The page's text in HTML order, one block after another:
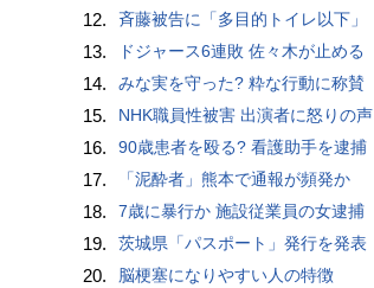
12. 斉藤被告に「多目的トイレ以下」
13. ドジャース6連敗 佐々木が止める
14. みな実を守った? 粋な行動に称賛
15. NHK職員性被害 出演者に怒りの声
16. 90歳患者を殴る? 看護助手を逮捕
17. 「泥酔者」熊本で通報が頻発か
18. 7歳に暴行か 施設従業員の女逮捕
19. 茨城県「パスポート」発行を発表
20. 脳梗塞になりやすい人の特徴